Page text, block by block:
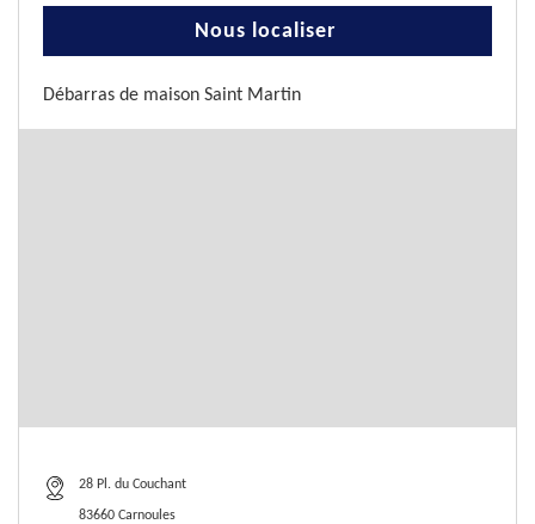
Nous localiser
Débarras de maison Saint Martin
28 Pl. du Couchant
83660 Carnoules